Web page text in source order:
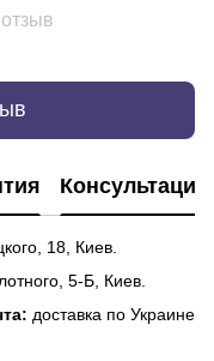
Консультация
18, Киев.
5-Б, Киев.
доставка по Украине